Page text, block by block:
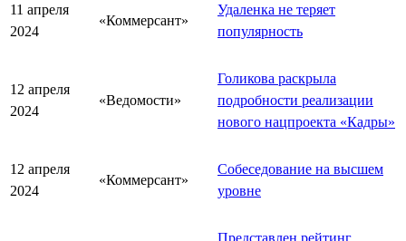
11 апреля
2024
«Коммерсант»
Удаленка не теряет
популярность
12 апреля
2024
«Ведомости»
Голикова раскрыла
подробности реализации
нового нацпроекта «Кадры»
12 апреля
2024
«Коммерсант»
Собеседование на высшем
уровне
Представлен рейтинг